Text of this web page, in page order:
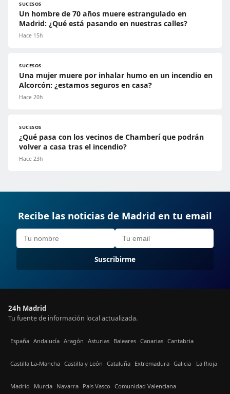
SUCESOS
Un hombre de 70 años muere estrangulado en
Madrid: ¿Qué está pasando en nuestras calles?
Hace 15h
SUCESOS
Una mujer muere por inhalar humo en un incendio en
Alcorcón: ¿estamos seguros en casa?
Hace 20h
SUCESOS
¿Qué pasa con los vecinos de Chamberí que podrán
volver a casa tras el incendio?
Hace 23h
Recibe las noticias de Madrid en tu email
Suscribirme
24h Madrid
Tu fuente de información local actualizada.
España Andalucía Aragón Asturias Baleares Canarias Cantabria
Castilla La-Mancha Castilla y León Cataluña Extremadura Galicia La Rioja
Madrid Murcia Navarra País Vasco Comunidad Valenciana